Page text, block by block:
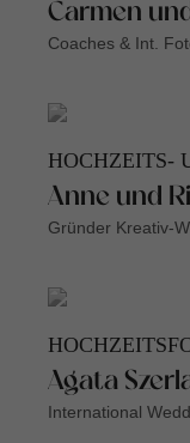
Carmen
Coaches & Int.
HOCHZEITS-
Anne und
Gründer Kreativ-
Agata
International